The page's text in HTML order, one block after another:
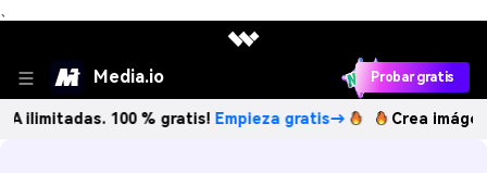
、
Media.io Probar gratis
100 % gratis!Empieza gratis→ Crea imágenes IA